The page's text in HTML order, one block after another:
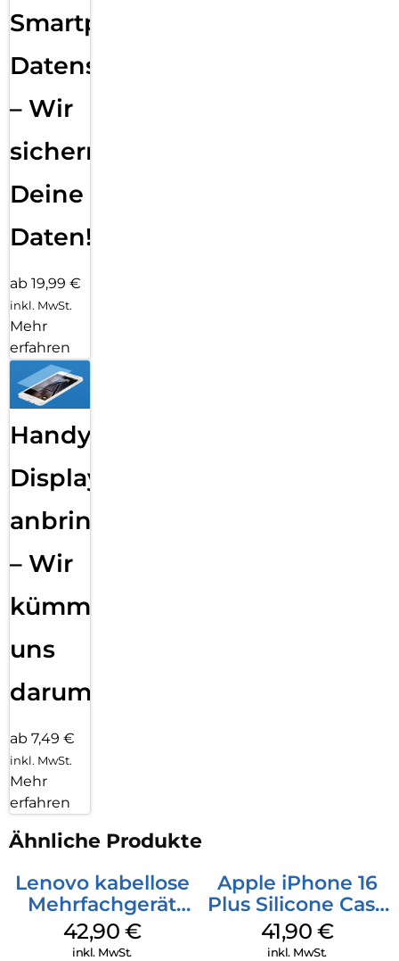
Smartphone
Datensicherung
– Wir
sichern
Deine
Daten!
ab 19,99 €
inkl. MwSt.
Mehr
erfahren
Handy
Displayfolie
anbringen
– Wir
kümmern
uns
darum!
ab 7,49 €
inkl. MwSt.
Mehr
erfahren
Ähnliche Produkte
Lenovo kabellose
Mehrfachgerät
Luna Grey
42,90 €
inkl. MwSt.
Apple iPhone 16
Plus Silicone Case
MagSafe Stone
Gray
41,90 €
inkl. MwSt.